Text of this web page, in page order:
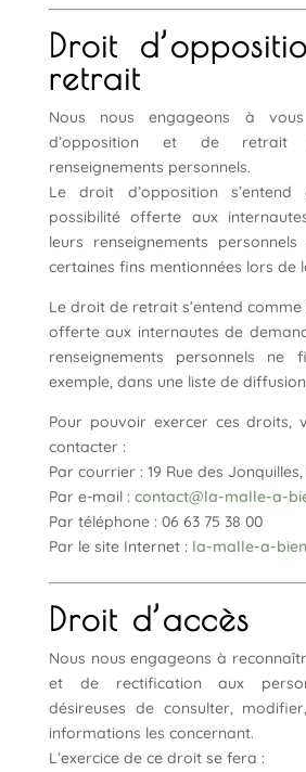
Droit
retrait
Nous nous engageons à
d’opposition et de
renseignements personnels.
Le droit d’opposition
possibilité offerte aux
leurs renseignements
certaines fins mentionnées lors de
Le droit de retrait s’entend
offerte aux internautes de
renseignements personnels ne
exemple, dans une liste de
Pour pouvoir exercer ces droits,
contacter :
Par courrier : 19 Rue des
Par e-mail : contact@la-malle-a-
Par téléphone : 06 63 75 38 00
Par le site Internet : la-malle-a-
Droit d’accès
Nous nous engageons à
et de rectification aux
désireuses de consulter,
informations les concernant.
L’exercice de ce droit se fera :